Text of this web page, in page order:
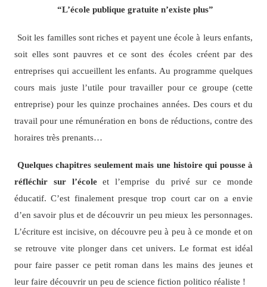
“L’école publique gratuite n’existe plus”
Soit les familles sont riches et payent une école à leurs enfants,
soit elles sont pauvres et ce sont des écoles créent par des
entreprises qui accueillent les enfants. Au programme quelques
cours mais juste l’utile pour travailler pour ce groupe (cette
entreprise) pour les quinze prochaines années. Des cours et du
travail pour une rémunération en bons de réductions, contre des
horaires très prenants…
Quelques chapitres seulement mais une histoire qui pousse à
réfléchir sur l’écoleet l’emprise du privé sur ce monde
éducatif. C’est finalement presque trop court car on a envie
d’en savoir plus et de découvrir un peu mieux les personnages.
L’écriture est incisive, on découvre peu à peu à ce monde et on
se retrouve vite plonger dans cet univers. Le format est idéal
pour faire passer ce petit roman dans les mains des jeunes et
leur faire découvrir un peu de science fiction politico réaliste !